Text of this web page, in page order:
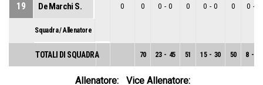
19 De Marchi S. 0 0 0 - 0 0 0 - 0 0 0 -
Squadra / Allenatore
TOTALI DI SQUADRA 70 23 - 45 51 15 - 30 50 8 -
Allenatore: Vice Allenatore: